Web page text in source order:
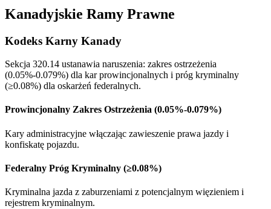
Kanadyjskie Ramy Prawne
Kodeks Karny Kanady
Sekcja 320.14 ustanawia naruszenia: zakres ostrzeżenia
(0.05%-0.079%) dla kar prowincjonalnych i próg kryminalny
(≥0.08%) dla oskarżeń federalnych.
Prowincjonalny Zakres Ostrzeżenia (0.05%-0.079%)
Kary administracyjne włączając zawieszenie prawa jazdy i
konfiskatę pojazdu.
Federalny Próg Kryminalny (≥0.08%)
Kryminalna jazda z zaburzeniami z potencjalnym więzieniem i
rejestrem kryminalnym.